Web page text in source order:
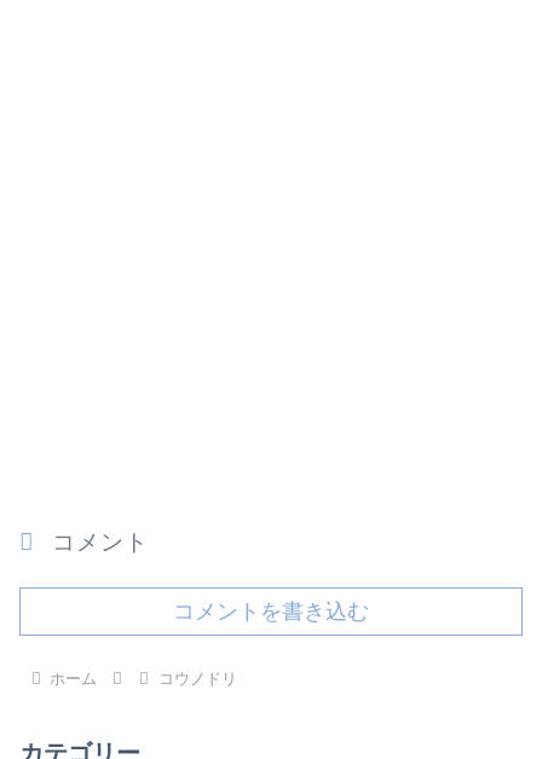
コメント
コメントを書き込む
ホーム コウノドリ
カテゴリー